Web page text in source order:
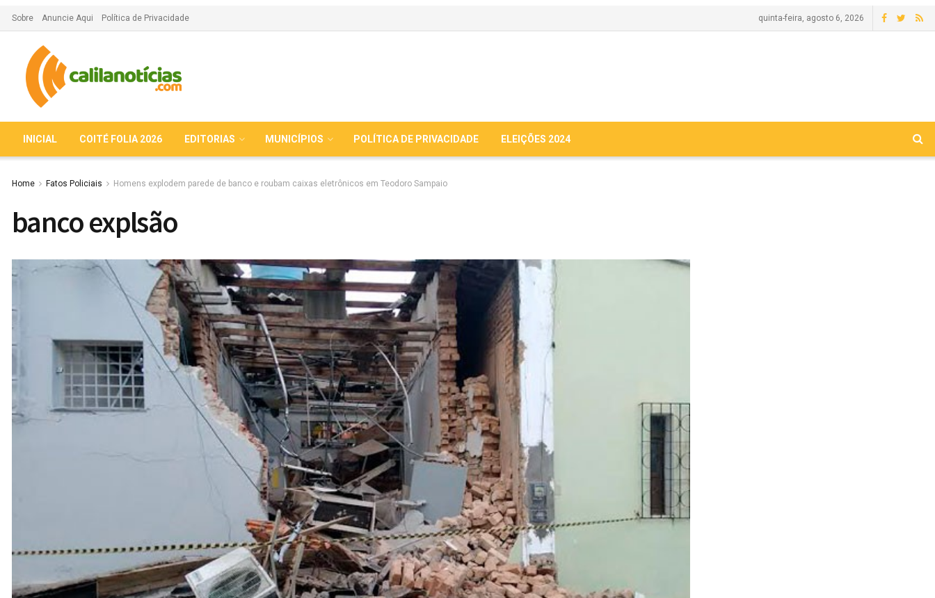
Sobre Anuncie Aqui Política de Privacidade quinta-feira, agosto 6, 2026
INICIAL COITÉ FOLIA 2026 EDITORIAS MUNICÍPIOS POLÍTICA DE PRIVACIDADE ELEIÇÕES 2024
Home Fatos Policiais Homens explodem parede de banco e roubam caixas eletrônicos em Teodoro Sampaio
banco explsão